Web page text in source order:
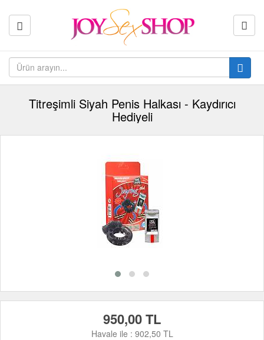
Titreşimli Siyah Penis Halkası - Kaydırıcı
Hediyeli
950,00 TL
Havale ile : 902,50 TL